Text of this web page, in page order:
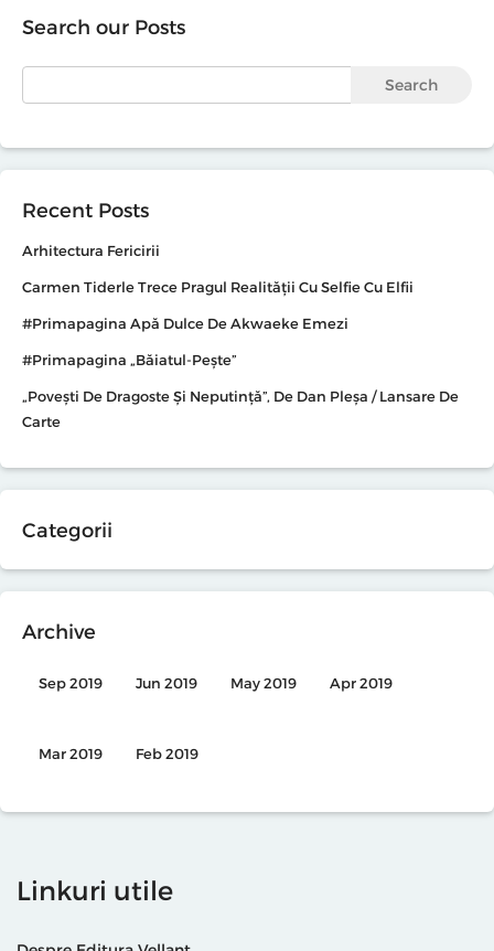
Search our Posts
Search
Recent Posts
Arhitectura Fericirii
Carmen Tiderle Trece Pragul Realității Cu Selfie Cu Elfii
#primapagina Apă Dulce De Akwaeke Emezi
#primapagina „Băiatul-Pește”
„Povești De Dragoste Și Neputință”, De Dan Pleșa / Lansare De
Carte
Categorii
Archive
Sep 2019 Jun 2019 May 2019 Apr 2019
Mar 2019 Feb 2019
Linkuri utile